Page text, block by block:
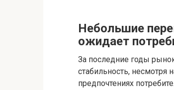
Небольшие
ожидает
За последние годы
стабильность,
предпочтениях